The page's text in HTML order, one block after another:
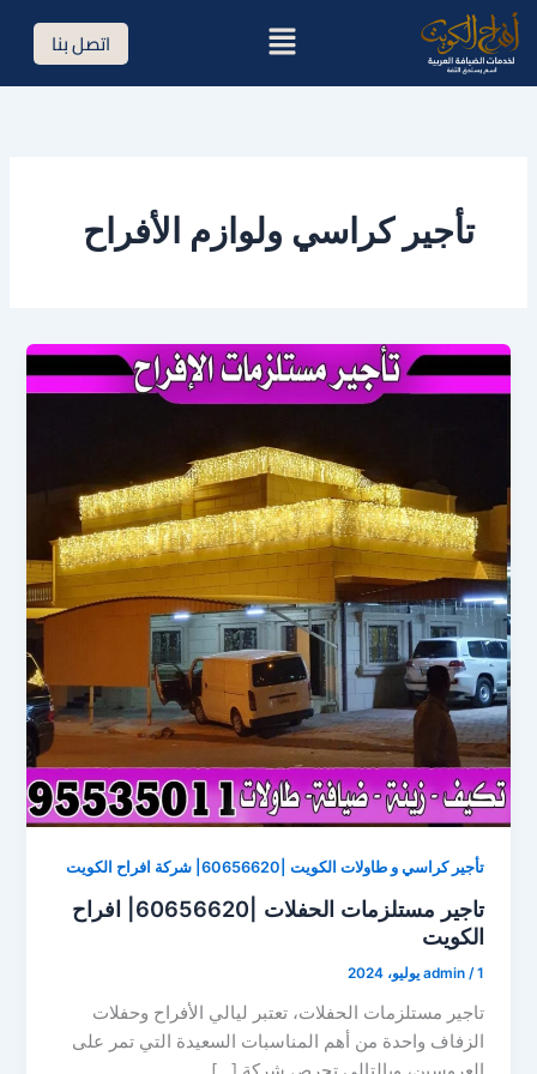
تخطي
إلى
المحتوى
القائمة اتصل بنا
تأجير كراسي ولوازم الأفراح
تأجير كراسي و طاولات الكويت |60656620| شركة افراح الكويت
تاجير مستلزمات الحفلات |60656620| افراح
الكويت
admin /1 يوليو، 2024
تاجير مستلزمات الحفلات، تعتبر ليالي الأفراح وحفلات
الزفاف واحدة من أهم المناسبات السعيدة التي تمر على